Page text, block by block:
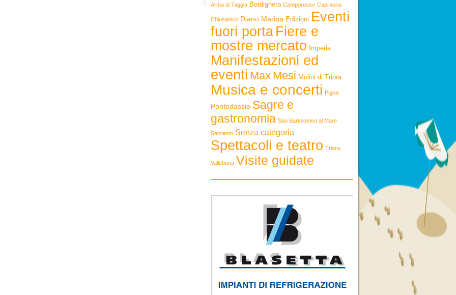
Arma di Taggia Bordighera Camporosso Caprauna
Chiusanico Diano Marina Edizioni Eventi
fuori porta Fiere e
mostre mercato
Imperia
Manifestazioni ed
eventi Max Mesi Molini di Triora
Musica e concerti Pigna
Pontedassio Sagre e
gastronomia San Bartolomeo al Mare
Sanremo Senza categoria
Spettacoli e teatro Triora
Vallebona Visite guidate